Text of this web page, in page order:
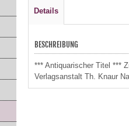
Details
BESCHREIBUNG
*** Antiquarischer Titel ***
Verlagsanstalt Th. Knaur